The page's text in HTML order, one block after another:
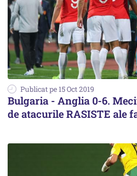
Publicat pe 15 Oct 2019
Bulgaria - Anglia 0-6.
de atacurile RASISTE ale